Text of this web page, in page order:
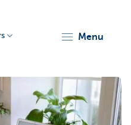
menu